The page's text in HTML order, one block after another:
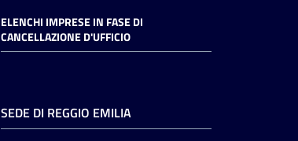
ELENCHI IMPRESE IN FASE DI
CANCELLAZIONE D'UFFICIO
SEDE DI REGGIO EMILIA